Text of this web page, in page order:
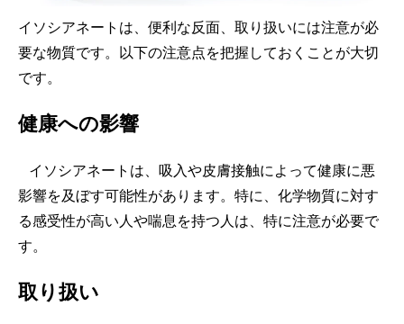
イソシアネートは、便利な反面、取り扱いには注意が必
要な物質です。以下の注意点を把握しておくことが大切
です。
健康への影響
イソシアネートは、吸入や皮膚接触によって健康に悪
影響を及ぼす可能性があります。特に、化学物質に対す
る感受性が高い人や喘息を持つ人は、特に注意が必要で
す。
取り扱い